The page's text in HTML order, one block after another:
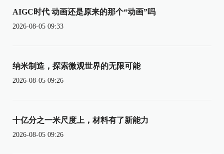
AIGC时代 动画还是原来的那个“动画”吗
2026-08-05 09:33
纳米制造，探索微观世界的无限可能
2026-08-05 09:26
十亿分之一米尺度上，材料有了新能力
2026-08-05 09:26